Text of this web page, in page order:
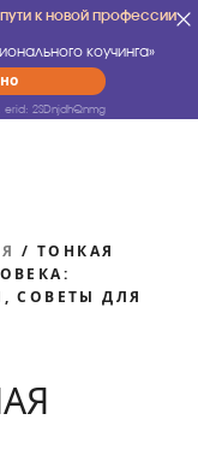
к новой профессии
коучинга»
erid: 2SDnjdhQnmg
/ ТОНКАЯ
СОВЕТЫ ДЛЯ